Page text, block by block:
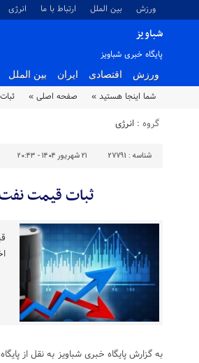
ورزش بین الملل ارتباط با ما انرژی
شباویز
پایگاه خبری شباویز
ورزش اقتصادی ایران بین الملل
شما اینجا هستید » صفحه اصلی »
گروه : انرژی
شناسه : 27791 ۲۱ شهریور ۱۴۰۴ - ۲۰:۴۳
ثبات قیمت